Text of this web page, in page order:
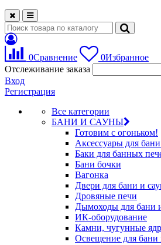
0Сравнение 0Избранное
Отслеживание заказа
Вход
Регистрация
Все категории
БАНИ И САУНЫ
Готовим с огоньком!
Аксессуары для
Баки для банных
Бани бочки
Вагонка
Двери для бани и
Дровяные печи
Дымоходы для бани
ИК-оборудование
Камни, чугунные
Освещение для бани